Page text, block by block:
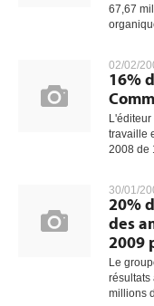
67,67
02/02/
16%
travaille
2008 de
30/01/
20%
des
2009
Le
résultats
millions